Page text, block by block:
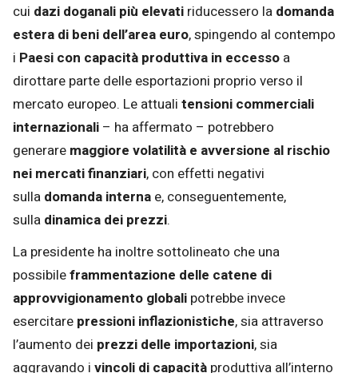
cui dazi doganali più elevati riducessero la domanda
estera di beni dell’area euro, spingendo al contempo
i Paesi con capacità produttiva in eccesso a
dirottare parte delle esportazioni proprio verso il
mercato europeo. Le attuali tensioni commerciali
internazionali – ha affermato – potrebbero
generare maggiore volatilità e avversione al rischio
nei mercati finanziari, con effetti negativi
sulla domanda interna e, conseguentemente,
sulla dinamica dei prezzi.
La presidente ha inoltre sottolineato che una
possibileframmentazione delle catene di
approvvigionamento globali potrebbe invece
esercitare pressioni inflazionistiche, sia attraverso
l’aumento dei prezzi delle importazioni, sia
aggravando i vincoli di capacità produttiva all’interno